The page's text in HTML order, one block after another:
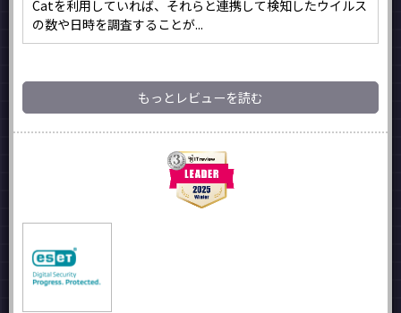
Catを利用していれば、それらと連携して検知したウイルス
の数や日時を調査することが...
もっとレビューを読む